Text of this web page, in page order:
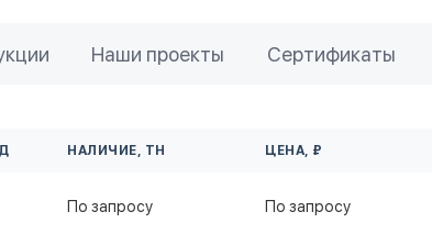
Наши проекты Сертификаты
НАЛИЧИЕ, ТН ЦЕНА, ₽
По запросу По запросу